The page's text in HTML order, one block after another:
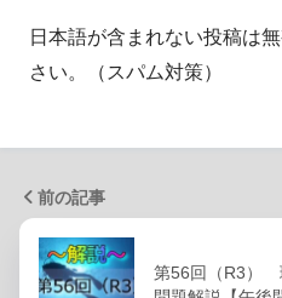
日本語が含まれない投稿は
さい。（スパム対策）
前の記事
第56回（R3）